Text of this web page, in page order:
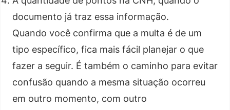
documento já traz essa informação.
Quando você confirma que a multa é de um
tipo específico, fica mais fácil planejar o que
fazer a seguir. É também o caminho para evitar
confusão quando a mesma situação ocorreu
em outro momento, com outro